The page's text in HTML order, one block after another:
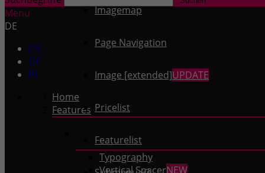
Imagemap
Page Navigation
Image [extended]UPDATE
Pricelist
Featurelist
Menu
DE
EN
DE
PL
Home
Features
Typography
Vertical SpacerNEW